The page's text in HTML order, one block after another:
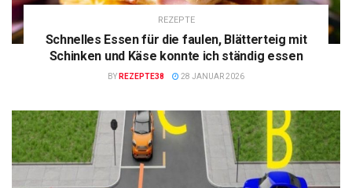
REZEPTE
Schnelles Essen für die faulen, Blätterteig mit
Schinken und Käse konnte ich ständig essen
BY REZEPTE38 28 JANUAR 2026